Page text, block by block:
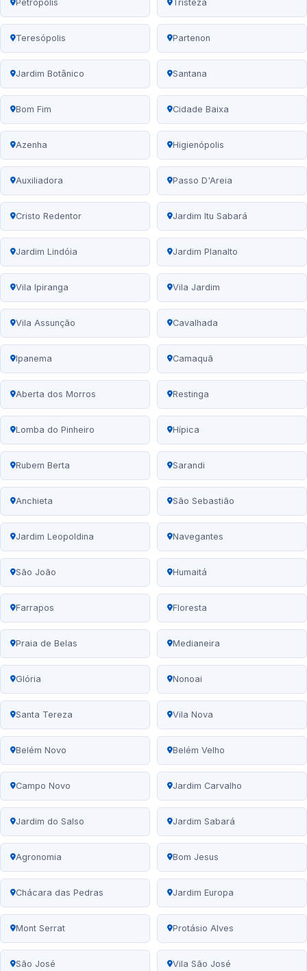
Petrópolis Tristeza
Teresópolis Partenon
Jardim Botânico Santana
Bom Fim Cidade Baixa
Azenha Higienópolis
Auxiliadora Passo D'Areia
Cristo Redentor Jardim Itu Sabará
Jardim Lindóia Jardim Planalto
Vila Ipiranga Vila Jardim
Vila Assunção Cavalhada
Ipanema Camaquã
Aberta dos Morros Restinga
Lomba do Pinheiro Hípica
Rubem Berta Sarandi
Anchieta São Sebastião
Jardim Leopoldina Navegantes
São João Humaitá
Farrapos Floresta
Praia de Belas Medianeira
Glória Nonoai
Santa Tereza Vila Nova
Belém Novo Belém Velho
Campo Novo Jardim Carvalho
Jardim do Salso Jardim Sabará
Agronomia Bom Jesus
Chácara das Pedras Jardim Europa
Mont Serrat Protásio Alves
São José Vila São José